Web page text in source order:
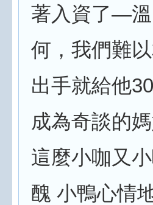
著入資了—溫
何，我們難
出手就給他
成為奇談的
這麼小咖又
醜 小鴨心情